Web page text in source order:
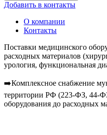
Добавить в контакты
О компании
Контакты
Поставки медицинского
расходных материалов
урология, функциональная
➡️Комплексное снабжение
территории РФ (223-ФЗ, 44-
оборудования до расходных